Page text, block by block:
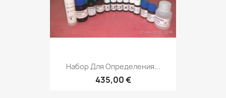
Набор Для Определения...
435,00 €